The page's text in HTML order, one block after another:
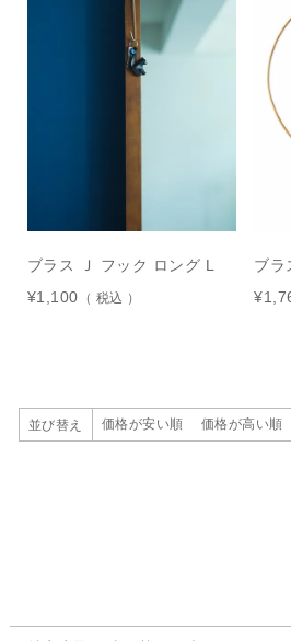
ブラス Ｊ フック ロング L
¥1,100 税込
ブラ
¥
並び替え 価格が安い順 価格が高い順